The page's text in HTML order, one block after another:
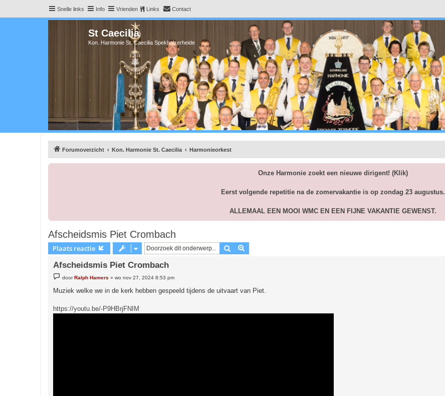
Snelle links Info Vrienden Links Contact
St Caecilia
Kon. Harmonie St. Caecilia Spekholzerheide
Forumoverzicht Kon. Harmonie St. Caecilia Harmonieorkest
Onze Harmonie zoekt een nieuwe dirigent! (Klik)
Eerst volgende repetitie na de zomervakantie is op zondag 23 augustus.
ALLEMAAL EEN MOOI WMC EN EEN FIJNE VAKANTIE GEWENST.
Afscheidsmis Piet Crombach
Plaats reactie Zoek
Afscheidsmis Piet Crombach
e
i
t
doorRalph Hamers »wo nov 27, 2024 8:53 pm
Muziek welke we in de kerk hebben gespeeld tijdens de uitvaart van Piet.
https://youtu.be/-P9HBrjFNIM